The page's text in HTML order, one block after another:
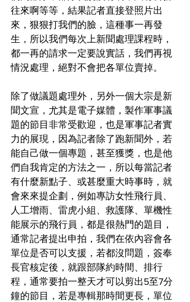
往來啊等等，結果記者直接登照片出
來，狠狠打我們的臉，這種事一再發
生，所以我們每次上新聞處理課程時，
都一再的請求一定要說實話，我們再視
情況處理，絕對不會把各單位賣掉。
除了做議題處理外，另外一個大宗是新
聞文宣，尤其是電子媒體，製作軍事議
題的節目非常受歡迎，也是軍事記者實
力的展現，因為記者除了跑新聞外，若
能自己做一個專題，甚至獲獎，也是他
們自我肯定的方法之一，所以每當記者
有什麼新點子、或甚麼重大時事時，就
會來來提企劃，例如專訪女性飛行員、
人工增雨、雷虎小組、救護隊、單機性
能展示的飛行員，都是很熱門的題目，
通常記者提出申拍，我們在依內容會各
單位是否可以支援，若都沒問題，簽奉
長官核定後，就跟部隊約時間、排行
程，通常要拍一整天才可以剪出5至7分
鐘的節目，若是專輯那時間更長，單位